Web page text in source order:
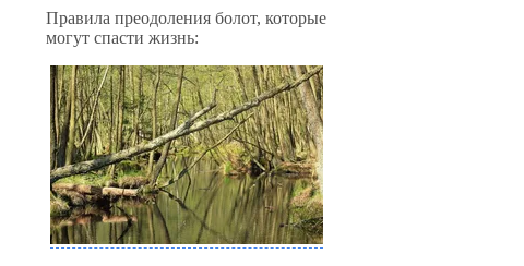
Правила преодоления болот, которые
могут спасти жизнь: